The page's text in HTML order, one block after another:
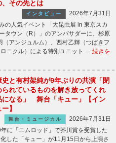
、その先とは
インタビュー
2026年7月31日
の人気イベント「大昆虫展 in 東京スカ
タウン（R）」のアンバサダーに、杉原
アンジュルム）、西村乙輝（つばきフ
ニクル）による特別ユニット … 続きを
史と有村架純が9年ぶりの共演「閉
られているものを解き放ってくれ
になる」 舞台「キュー」【イン
】
舞台・ミュージカル
2026年7月31日
に「ニムロッド」で芥川賞を受賞した
した「キュー」が11月15日から上演さ